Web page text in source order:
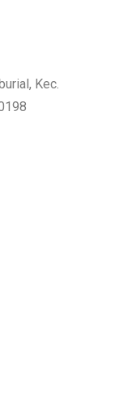
Kec.